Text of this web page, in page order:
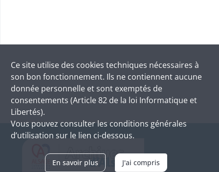
Ce site utilise des cookies techniques nécessaires à
son bon fonctionnement. Ils ne contiennent aucune
donnée personnelle et sont exemptés de
consentements (Article 82 de la loi Informatique et
Libertés).
Vous pouvez consulter les conditions générales
d’utilisation sur le lien ci-dessous.
En savoir plus J'ai compris